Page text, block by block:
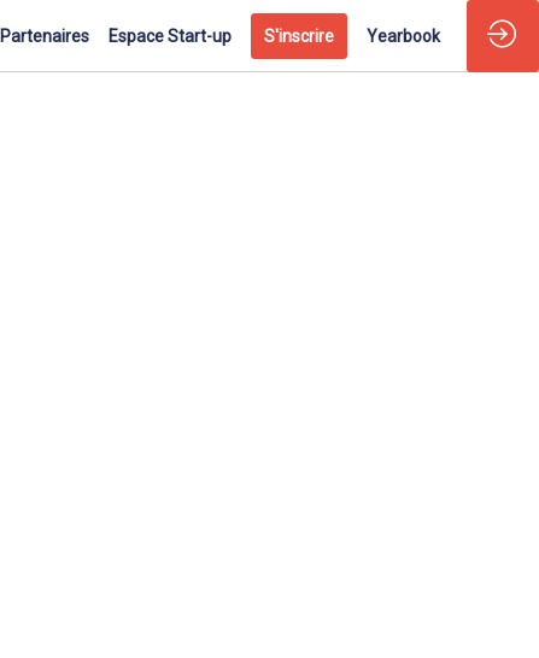
Partenaires Espace Start-up S'inscrire Yearbook